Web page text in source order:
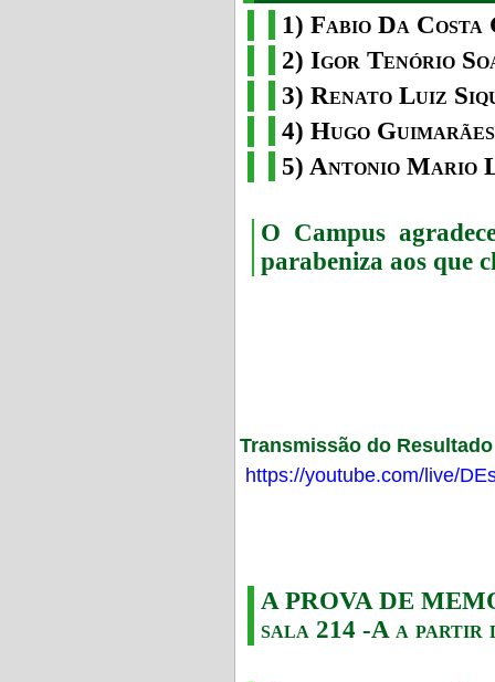
1) Fabio Da
2) Igor Tenório
3) Renato Luiz
4) Hugo
5) Antonio Mario
O Campus
parabeniza aos que
Transmissão do
https://youtube.com/live/
A PROVA DE
sala 214 -A a partir